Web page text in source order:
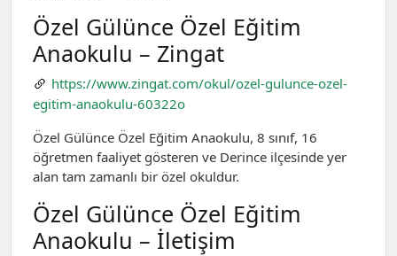
Özel Gülünce Özel Eğitim
Anaokulu – Zingat
https://www.zingat.com/okul/ozel-gulunce-ozel-
egitim-anaokulu-60322o
Özel Gülünce Özel Eğitim Anaokulu, 8 sınıf, 16
öğretmen faaliyet gösteren ve Derince ilçesinde yer
alan tam zamanlı bir özel okuldur.
Özel Gülünce Özel Eğitim
Anaokulu – İletişim